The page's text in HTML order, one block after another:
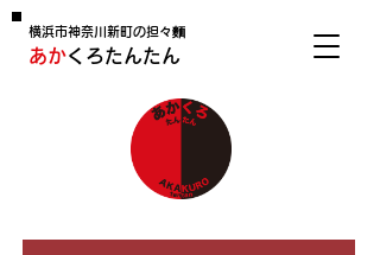
横浜市神奈川新町の担々麵
あかくろたんたん